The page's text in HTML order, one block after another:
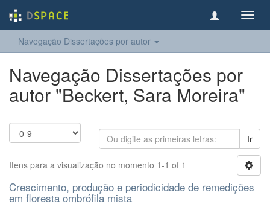
Navegação Dissertações por autor
Navegação Dissertações por
autor "Beckert, Sara Moreira"
Ir
Itens para a visualização no momento 1-1 of 1
Crescimento, produção e periodicidade de remedições
em floresta ombrófila mista